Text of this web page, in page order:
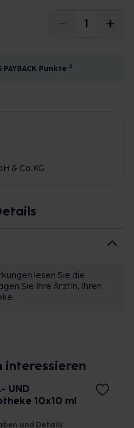
PAYBACK Punkte 4
& Co.KG
lesen Sie die
Sie Ihre Ärztin, Ihren
interessieren
UND
10x10 ml
und Details